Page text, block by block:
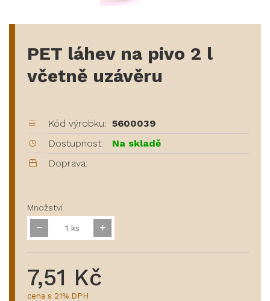
PET láhev na pivo 2 l
včetně uzávěru
Kód výrobku: 5600039
Dostupnost:
Na skladě
Doprava:
Množství
ks
7,51 Kč
cena s 21% DPH